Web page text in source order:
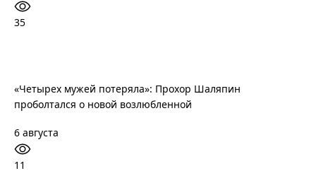
35
«Четырех мужей потеряла»: Прохор Шаляпин
проболтался о новой возлюбленной
6 августа
11